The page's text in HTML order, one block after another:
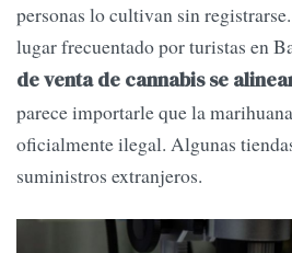
personas lo cultivan sin
lugar frecuentado por turistas en
de venta de cannabis se
parece importarle que la
oficialmente ilegal. Algunas
suministros extranjeros.